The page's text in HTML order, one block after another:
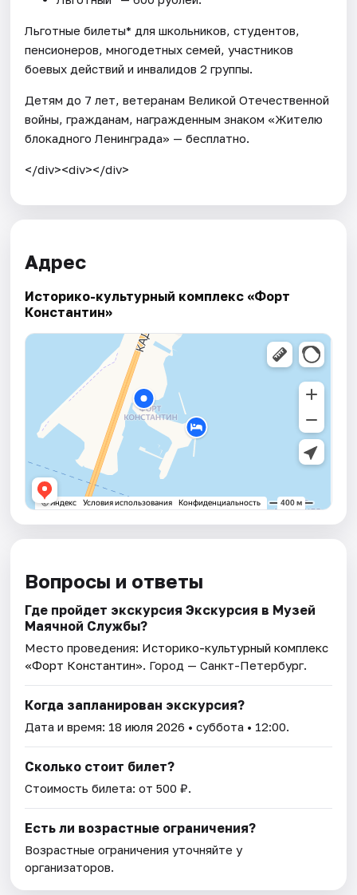
Льготные билеты* для школьников, студентов,
пенсионеров, многодетных семей, участников
боевых действий и инвалидов 2 группы.
Детям до 7 лет, ветеранам Великой Отечественной
войны, гражданам, награжденным знаком «Жителю
блокадного Ленинграда» — бесплатно.
</div><div></div>
Адрес
Историко-культурный комплекс «Форт
Константин»
Вопросы и ответы
Где пройдет экскурсия Экскурсия в Музей
Маячной Службы?
Место проведения: Историко-культурный комплекс
«Форт Константин». Город — Санкт-Петербург.
Когда запланирован экскурсия?
Дата и время: 18 июля 2026 • суббота • 12:00.
Сколько стоит билет?
Стоимость билета: от 500 ₽.
Есть ли возрастные ограничения?
Возрастные ограничения уточняйте у
организаторов.